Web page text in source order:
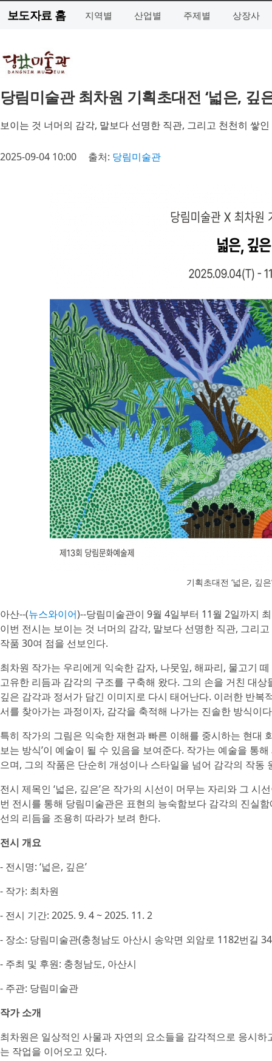
보도자료 홈 지역별 산업별 주제별 상장사
당림미술관 최차원 기획초대전 ‘넓은, 깊
보이는 것 너머의 감각, 말보다 선명한 직관, 그리고 천천히 쌓
2025-09-04 10:00 출처: 당림미술관
기획초대전 ‘넓은, 깊
아산--(뉴스와이어)--당림미술관이 9월 4일부터 11월 2일까지
이번 전시는 보이는 것 너머의 감각, 말보다 선명한 직관, 그리
작품 30여 점을 선보인다.
최차원 작가는 우리에게 익숙한 감자, 나뭇잎, 해파리, 물고기
고유한 리듬과 감각의 구조를 구축해 왔다. 그의 손을 거친 대
깊은 감각과 정서가 담긴 이미지로 다시 태어난다. 이러한 반
서를 찾아가는 과정이자, 감각을 축적해 나가는 진솔한 방식이
특히 작가의 그림은 익숙한 재현과 빠른 이해를 중시하는 현대
보는 방식’이 예술이 될 수 있음을 보여준다. 작가는 예술을 통
으며, 그의 작품은 단순히 개성이나 스타일을 넘어 감각의 작동
전시 제목인 ‘넓은, 깊은’은 작가의 시선이 머무는 자리와 그
번 전시를 통해 당림미술관은 표현의 능숙함보다 감각의 진실
선의 리듬을 조용히 따라가 보려 한다.
전시 개요
- 전시명: ‘넓은, 깊은’
- 작가: 최차원
- 전시 기간: 2025. 9. 4 ~ 2025. 11. 2
- 장소: 당림미술관(충청남도 아산시 송악면 외암로 1182번길
- 주최 및 후원: 충청남도, 아산시
- 주관: 당림미술관
작가 소개
최차원은 일상적인 사물과 자연의 요소들을 감각적으로 응시
는 작업을 이어오고 있다.